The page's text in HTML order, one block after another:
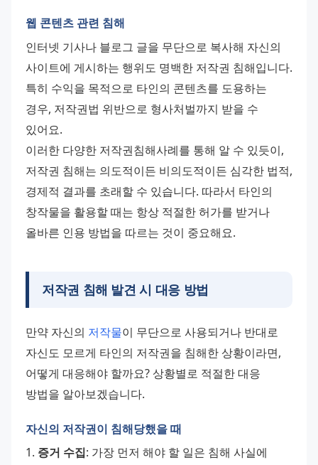
웹 콘텐츠 관련 침해
인터넷 기사나 블로그 글을 무단으로 복사해 자신의
사이트에 게시하는 행위도 명백한 저작권 침해입니다.
특히 수익을 목적으로 타인의 콘텐츠를 도용하는
경우, 저작권법 위반으로 형사처벌까지 받을 수
있어요.
이러한 다양한 저작권침해사례를 통해 알 수 있듯이,
저작권 침해는 의도적이든 비의도적이든 심각한 법적,
경제적 결과를 초래할 수 있습니다. 따라서 타인의
창작물을 활용할 때는 항상 적절한 허가를 받거나
올바른 인용 방법을 따르는 것이 중요해요.
저작권 침해 발견 시 대응 방법
만약 자신의 저작물이 무단으로 사용되거나 반대로
자신도 모르게 타인의 저작권을 침해한 상황이라면,
어떻게 대응해야 할까요? 상황별로 적절한 대응
방법을 알아보겠습니다.
자신의 저작권이 침해당했을 때
1. 증거 수집: 가장 먼저 해야 할 일은 침해 사실에